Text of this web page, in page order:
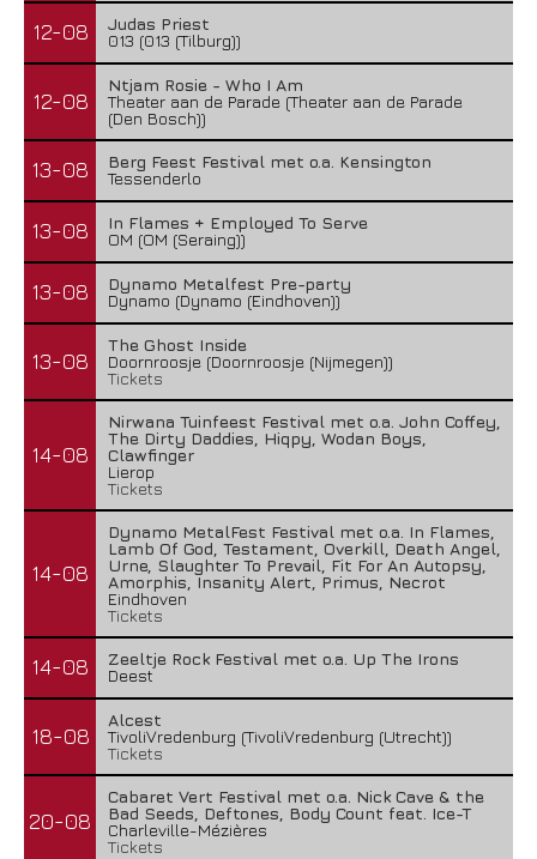
12-08
Judas Priest
013 (013 (Tilburg))
12-08
Ntjam Rosie - Who I Am
Theater aan de Parade (Theater aan de Parade
(Den Bosch))
13-08
Berg Feest Festival met o.a. Kensington
Tessenderlo
13-08
In Flames + Employed To Serve
OM (OM (Seraing))
13-08
Dynamo Metalfest Pre-party
Dynamo (Dynamo (Eindhoven))
13-08
The Ghost Inside
Doornroosje (Doornroosje (Nijmegen))
Tickets
14-08
Nirwana Tuinfeest Festival met o.a. John Coffey,
The Dirty Daddies, Hiqpy, Wodan Boys,
Clawfinger
Lierop
Tickets
14-08
Dynamo MetalFest Festival met o.a. In Flames,
Lamb Of God, Testament, Overkill, Death Angel,
Urne, Slaughter To Prevail, Fit For An Autopsy,
Amorphis, Insanity Alert, Primus, Necrot
Eindhoven
Tickets
14-08
Zeeltje Rock Festival met o.a. Up The Irons
Deest
18-08
Alcest
TivoliVredenburg (TivoliVredenburg (Utrecht))
Tickets
20-08
Cabaret Vert Festival met o.a. Nick Cave & the
Bad Seeds, Deftones, Body Count feat. Ice-T
Charleville-Mézières
Tickets